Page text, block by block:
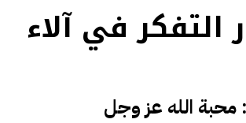
التفكر في آلاء
محبة الله عز وجل